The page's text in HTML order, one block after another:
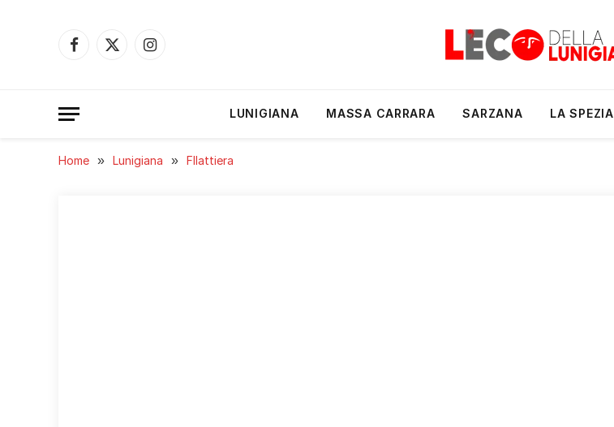
Facebook
X
Instagram
LUNIGIANA MASSA CARRARA SARZANA LA SPEZIA
Home » Lunigiana » FIlattiera